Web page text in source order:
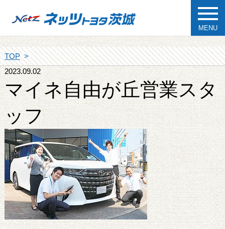
MENU
TOP
2023.09.02
マイネ自由が丘営業スタ
ッフ